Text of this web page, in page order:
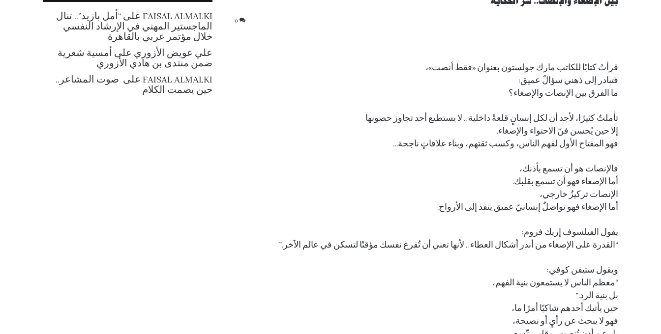
0
قرأتُ كتابًا للكاتب مارك جولستون بعنوان «فقط أنصت»،
فتبادر إلى ذهني سؤالٌ عميق:
ما الفرق بين الإنصات والإصغاء؟
تأملتُ كثيرًا، لأجد أن لكل إنسانٍ قلعةً داخلية .. لا يستطيع أحد تجاوز حصونها
إلا حين يُحسن فنّ الاحتواء والإصغاء.
فهو المفتاح الأول لفهم الناس، وكسب ثقتهم، وبناء علاقاتٍ ناجحة…
فالإنصات هو أن تسمع بأذنك،
أما الإصغاء فهو أن تسمع بقلبك.
الإنصات تركيزٌ خارجي،
أما الإصغاء فهو تواصلٌ إنسانيّ عميق ينفذ إلى الأرواح.
يقول الفيلسوف إريك فروم:
“القدرة على الإصغاء من أندر أشكال العطاء .. لأنها تعني أن تُفرغ نفسك مؤقتًا لتسكن في عالم الآخر.”
ويقول ستيفن كوفي:
“معظم الناس لا يستمعون بنية الفهم،
بل بنية الرد.”
حين يأتيك أحدهم شاكيًا أمرًا ما،
فهو لا يبحث عن رأيٍ أو نصيحة،
FAISAL ALMALKI على“أمل بازيد”.. تنال
الماجستير المهني في الإرشاد النفسي
خلال مؤتمر عربي بالقاهرة
علي عويض الأزوري على أمسية شعرية
ضمن منتدى بن هادي الأزوري
FAISAL ALMALKI على صوت المشاعر..
حين يصمت الكلام